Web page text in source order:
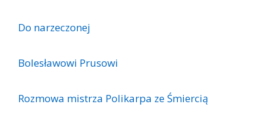
Do narzeczonej
Bolesławowi Prusowi
Rozmowa mistrza Polikarpa ze Śmiercią